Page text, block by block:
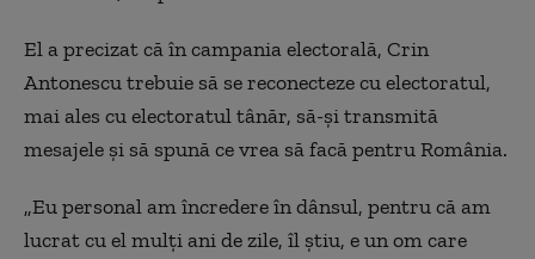
El a precizat căîn campania electorală, Crin
Antonescu trebuie să se reconecteze cu electoratul,
mai ales cu electoratul tânăr, să-şi transmită
mesajele şi să spună ce vrea să facă pentru România.
„Eu personal am încredere în dânsul, pentru că am
lucrat cu el mulţi ani de zile, îl ştiu, e un om care